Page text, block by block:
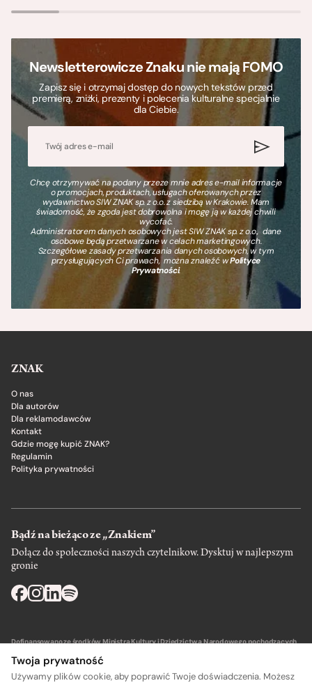
Newsletterowicze Znaku nie mają FOMO
Zapisz się i otrzymaj dostęp do nowych tekstów przed
premierą, zniżki, prezenty i polecenia kulturalne specjalnie
dla Ciebie.
Chcę otrzymywać na podany przeze mnie adres e-mail informacje
o promocjach, produktach, usługach oferowanych przez
wydawnictwo SIW ZNAK sp. z o.o. z siedzibą w Krakowie. Mam
świadomość, że zgoda jest dobrowolna i mogę ją w każdej chwili
wycofać.
Administratorem danych osobowych jest SIW ZNAK sp. z o.o., dane
osobowe będą przetwarzane w celach marketingowych.
Szczegółowe zasady przetwarzania danych osobowych, w tym
przysługujących Ci prawach, można znaleźć wPolityce
Prywatności.
ZNAK
O nas
Dla autorów
Dla reklamodawców
Kontakt
Gdzie mogę kupić ZNAK?
Regulamin
Polityka prywatności
Bądź na bieżąco ze „Znakiem”
Dołącz do społeczności naszych czytelnikow. Dysktuj w najlepszym
gronie
Dofinansowano ze środków Ministra Kultury i Dziedzictwa Narodowego pochodzących
Twoja prywatność
Używamy plików cookie, aby poprawić Twoje doświadczenia. Możesz